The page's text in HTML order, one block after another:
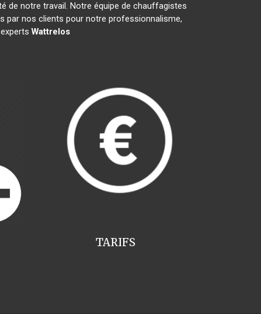
de notre travail. Notre équipe de chauffagistes
par nos clients pour notre professionnalisme,
Wattrelos
TARIFS